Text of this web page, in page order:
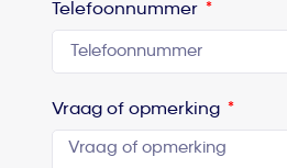
Telefoonnummer
Vraag of opmerking